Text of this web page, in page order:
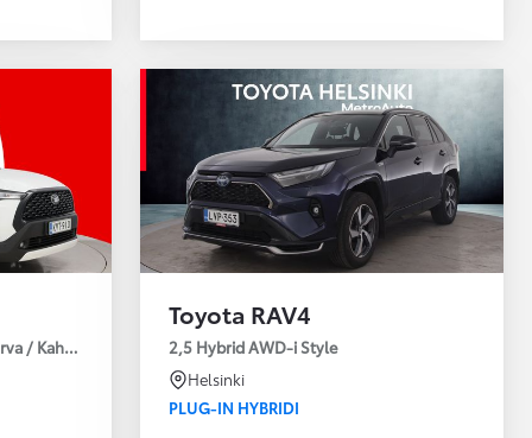
/ Kahdet Renkaat / Huoltokirja / Moottorinlämmitin!
Toyota RAV4
2,5 Hybrid AWD-i Style
Helsinki
PLUG-IN HYBRIDI